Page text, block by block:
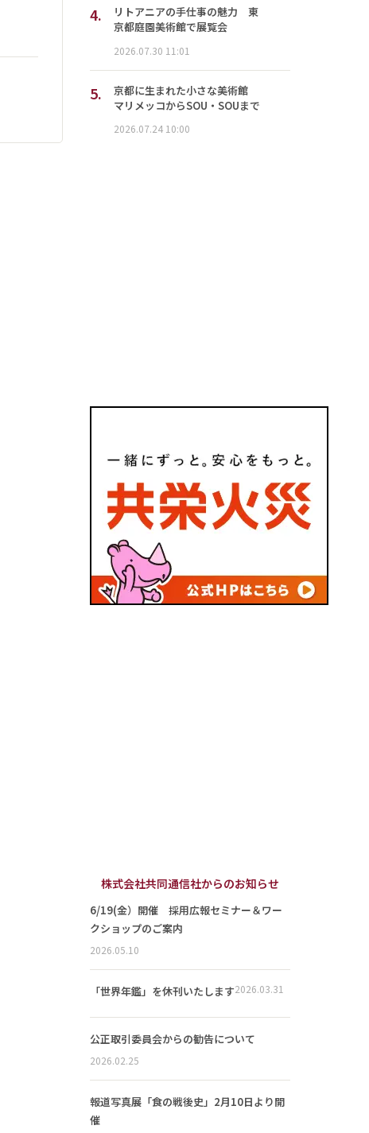
4.
リトアニアの手仕事の魅力 東
京都庭園美術館で展覧会
2026.07.30 11:01
5.
京都に生まれた小さな美術館
マリメッコからSOU・SOUまで
2026.07.24 10:00
株式会社共同通信社からのお知らせ
6/19(金）開催 採用広報セミナー＆ワー
クショップのご案内
2026.05.10
「世界年鑑」を休刊いたします2026.03.31
公正取引委員会からの勧告について
2026.02.25
報道写真展「食の戦後史」2月10日より開
催